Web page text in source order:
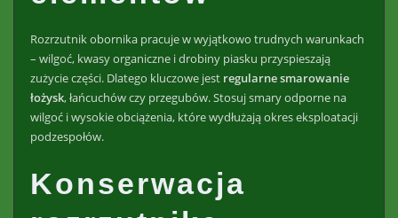
Rozrzutnik obornika pracuje w wyjątkowo trudnych warunkach
– wilgoć, kwasy organiczne i drobiny piasku przyspieszają
zużycie części. Dlatego kluczowe jestregularne smarowanie
łożysk, łańcuchów czy przegubów. Stosuj smary odporne na
wilgoć i wysokie obciążenia, które wydłużają okres eksploatacji
podzespołów.
Konserwacja